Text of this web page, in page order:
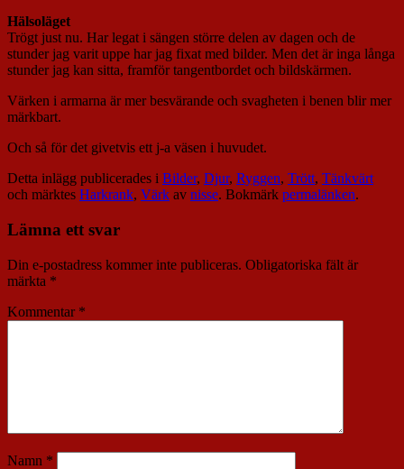
Hälsoläget
Trögt just nu. Har legat i sängen större delen av dagen och de
stunder jag varit uppe har jag fixat med bilder. Men det är inga långa
stunder jag kan sitta, framför tangentbordet och bildskärmen.
Värken i armarna är mer besvärande och svagheten i benen blir mer
märkbart.
Och så för det givetvis ett j-a väsen i huvudet.
Detta inlägg publicerades i Bilder, Djur, Ryggen, Trött, Tänkvärt
och märktes Harkrank, Värk av nisse. Bokmärk permalänken.
Lämna ett svar
Din e-postadress kommer inte publiceras. Obligatoriska fält är
märkta *
Kommentar *
Namn *